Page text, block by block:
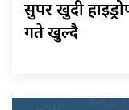
सुपर खुदी
गते खुल्दै